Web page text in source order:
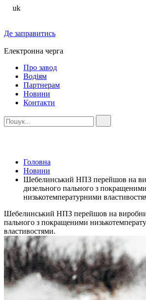
uk
Де заправитись
Електронна черга
Про завод
Водіям
Партнерам
Новини
Контакти
Головна
Новини
Шебелинський НПЗ перейшов на
дизельного пального з покращеними
низькотемпературними
Шебелинський НПЗ перейшов на
пального з покращеними
властивостями.